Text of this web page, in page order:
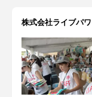
株式会社ライブパ